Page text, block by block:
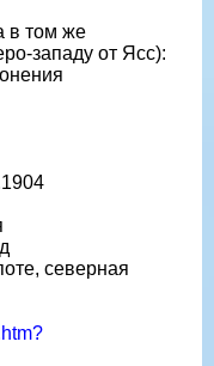
в том же
западу от Ясс):
северная